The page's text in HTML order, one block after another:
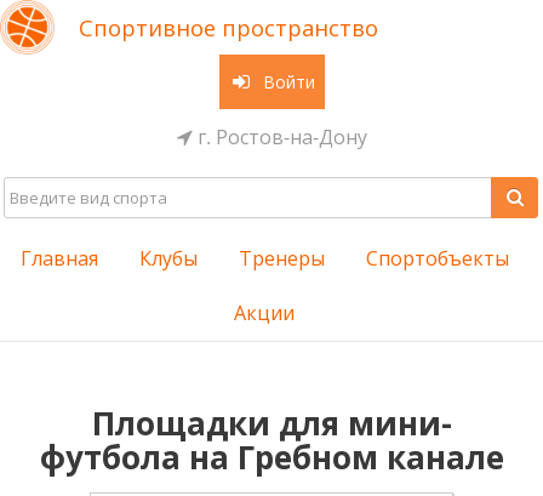
Спортивное пространство
Войти
г. Ростов-на-Дону
Главная Клубы Тренеры Спортобъекты
Акции
Площадки для мини-
футбола на Гребном канале